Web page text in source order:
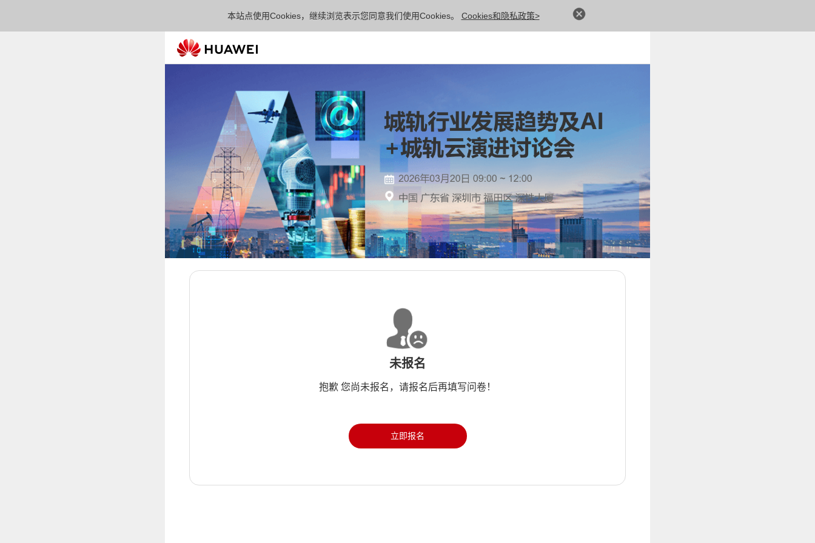
本站点使用Cookies，继续浏览表示您同意我们使用Cookies。 Cookies和隐私政策>
未报名
抱歉 您尚未报名，请报名后再填写问卷！
立即报名